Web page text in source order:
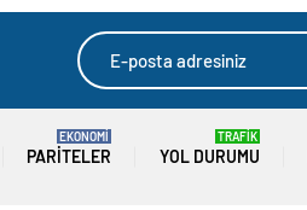
PARITELER
EKONOMİ
YOL DURUMU
TRAFİK